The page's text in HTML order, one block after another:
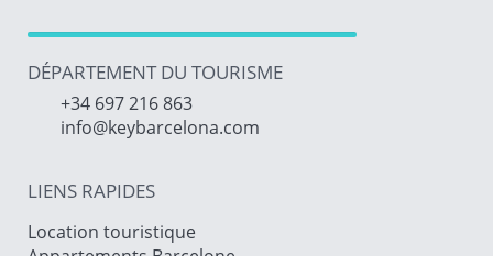
DÉPARTEMENT DU TOURISME
+34 697 216 863
info@keybarcelona.com
LIENS RAPIDES
Location touristique